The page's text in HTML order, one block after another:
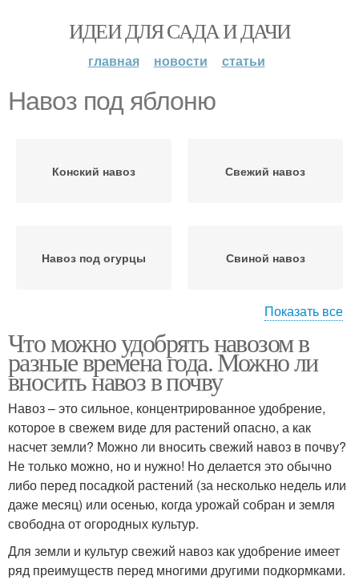
ИДЕИ ДЛЯ САДА И ДАЧИ
главная новости статьи
Навоз под яблоню
Конский навоз Свежий навоз
Навоз под огурцы Свиной навоз
Навоз для удобрения Коровий навоз
Навоз под малину
Показать все
Что можно удобрять навозом в
разные времена года. Можно ли
вносить навоз в почву
Навоз – это сильное, концентрированное удобрение,
которое в свежем виде для растений опасно, а как
насчет земли? Можно ли вносить свежий навоз в почву?
Не только можно, но и нужно! Но делается это обычно
либо перед посадкой растений (за несколько недель или
даже месяц) или осенью, когда урожай собран и земля
свободна от огородных культур.
Для земли и культур свежий навоз как удобрение имеет
ряд преимуществ перед многими другими подкормками.